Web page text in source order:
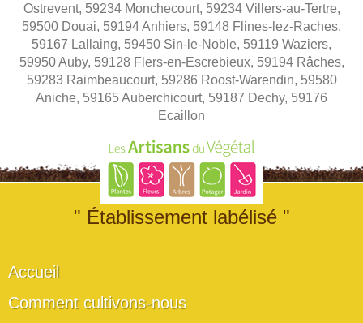
Ostrevent, 59234 Monchecourt, 59234 Villers-au-Tertre,
59500 Douai, 59194 Anhiers, 59148 Flines-lez-Raches,
59167 Lallaing, 59450 Sin-le-Noble, 59119 Waziers,
59950 Auby, 59128 Flers-en-Escrebieux, 59194 Râches,
59283 Raimbeaucourt, 59286 Roost-Warendin, 59580
Aniche, 59165 Auberchicourt, 59187 Dechy, 59176
Ecaillon
" Établissement labélisé "
Accueil
Comment cultivons-nous